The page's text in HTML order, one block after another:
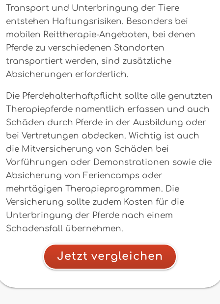
Transport und Unterbringung der Tiere
entstehen Haftungsrisiken. Besonders bei
mobilen Reittherapie-Angeboten, bei denen
Pferde zu verschiedenen Standorten
transportiert werden, sind zusätzliche
Absicherungen erforderlich.
Die Pferdehalterhaftpflicht sollte alle genutzten
Therapiepferde namentlich erfassen und auch
Schäden durch Pferde in der Ausbildung oder
bei Vertretungen abdecken. Wichtig ist auch
die Mitversicherung von Schäden bei
Vorführungen oder Demonstrationen sowie die
Absicherung von Feriencamps oder
mehrtägigen Therapieprogrammen. Die
Versicherung sollte zudem Kosten für die
Unterbringung der Pferde nach einem
Schadensfall übernehmen.
Jetzt vergleichen